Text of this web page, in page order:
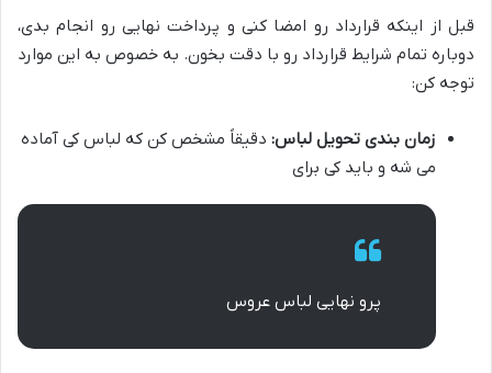
قبل از اینکه قرارداد رو امضا کنی و پرداخت نهایی رو انجام بدی،
دوباره تمام شرایط قرارداد رو با دقت بخون. به خصوص به این موارد
توجه کن:
زمان بندی تحویل لباس: دقیقاً مشخص کن که لباس کی آماده
می شه و باید کی برای
پرو نهایی لباس عروس